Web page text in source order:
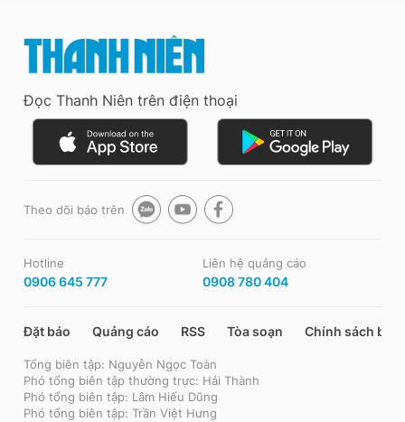
Đọc Thanh Niên trên điện thoại
Theo dõi báo trên
Hotline
0906 645 777
Liên hệ quảng cáo
0908 780 404
Đặt báo Quảng cáo RSS Tòa soạn Chính sách bảo
Tổng biên tập: Nguyễn Ngọc Toàn
Phó tổng biên tập thường trực: Hải Thành
Phó tổng biên tập: Lâm Hiếu Dũng
Phó tổng biên tập: Trần Việt Hưng